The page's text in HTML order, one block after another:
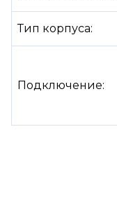
Тип корпуса:
Подключение: